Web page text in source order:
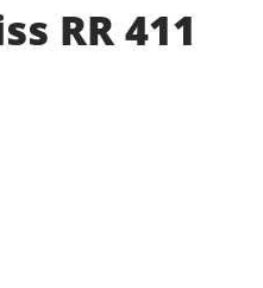
RR 411